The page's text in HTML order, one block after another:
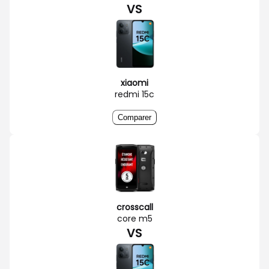
VS
xiaomi
redmi 15c
Comparer
crosscall
core m5
VS